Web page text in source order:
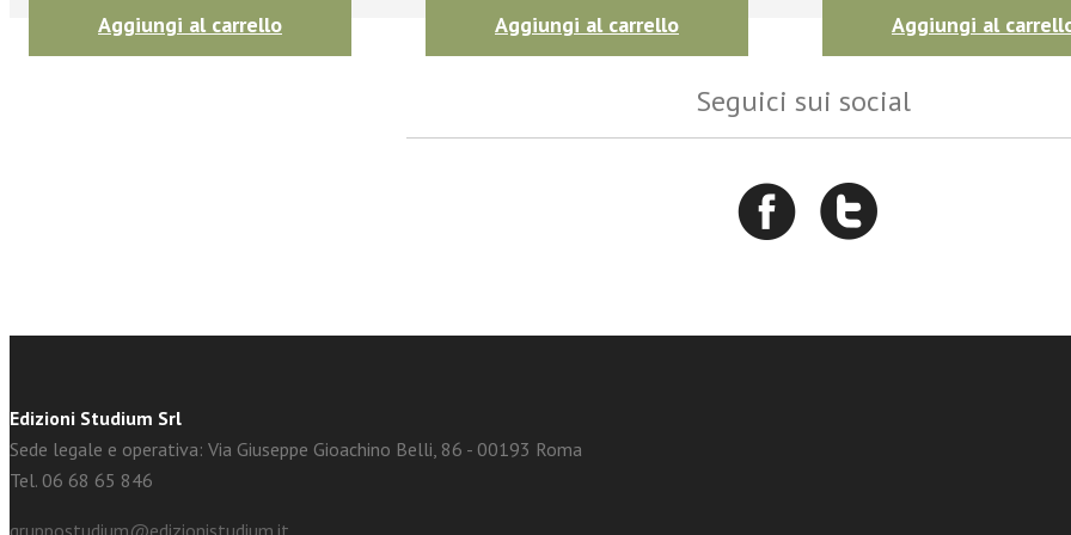
Aggiungi al carrello Aggiungi al carrello Aggiungi al
Seguici sui social
Edizioni Studium Srl
Sede legale e operativa: Via Giuseppe Gioachino Belli, 86 - 00193 Roma
Tel. 06 68 65 846
gruppostudium@edizionistudium.it